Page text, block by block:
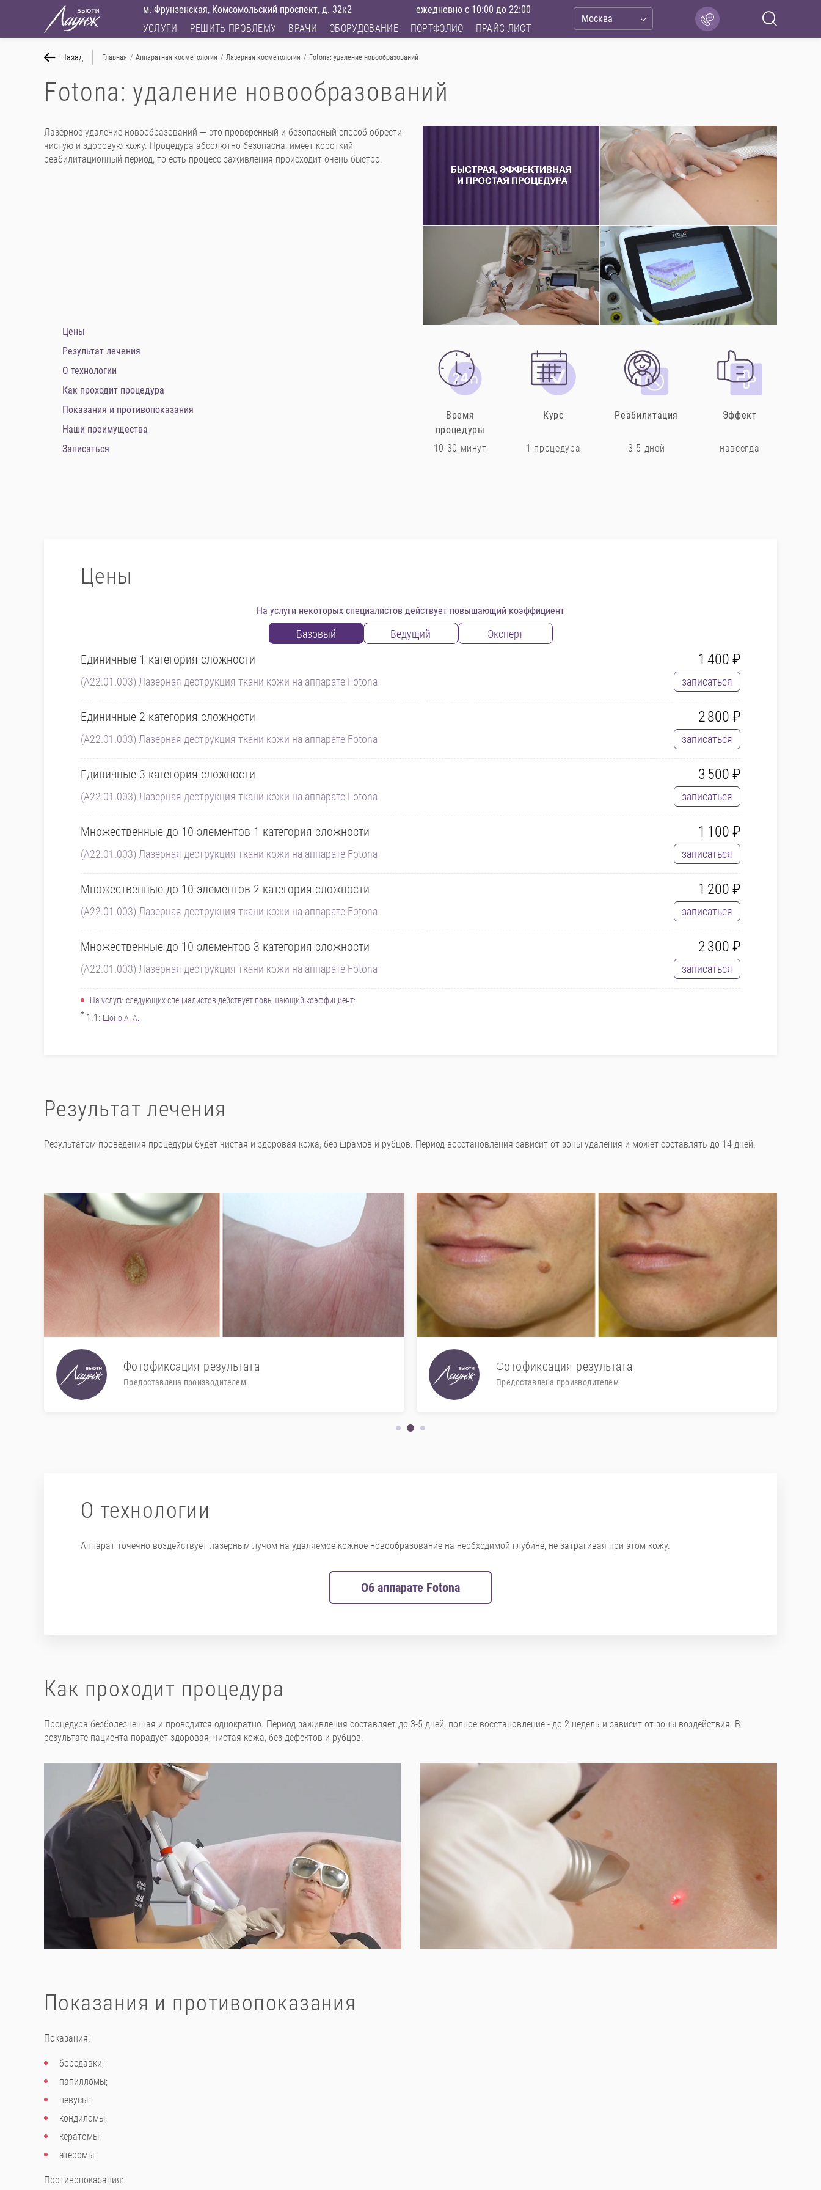
м. Фрунзенская, Комсомольский проспект, д. 32к2
ежедневно с 10:00 до 22:00
УСЛУГИ
РЕШИТЬ ПРОБЛЕМУ ВРАЧИ ОБОРУДОВАНИЕ ПОРТФОЛИО ПРАЙС-ЛИСТ
Москва
Назад Главная / Аппаратная косметология / Лазерная косметология / Fotona: удаление новообразований
Fotona: удаление новообразований
Лазерное удаление новообразований — это проверенный и безопасный способ обрести
чистую и здоровую кожу. Процедура абсолютно безопасна, имеет короткий
реабилитационный период, то есть процесс заживления происходит очень быстро.
Цены
Результат лечения
О технологии
Как проходит процедура
Показания и противопоказания
Наши преимущества
Записаться
Время
процедуры
10-30 минут
Курс
1 процедура
Реабилитация
3-5 дней
Эффект
навсегда
Цены
На услуги некоторых специалистов действует повышающий коэффициент
Базовый Ведущий Эксперт
Единичные 1 категория сложности
(A22.01.003) Лазерная деструкция ткани кожи на аппарате Fotona
1 400 ₽
записаться
Единичные 2 категория сложности
(A22.01.003) Лазерная деструкция ткани кожи на аппарате Fotona
2 800 ₽
записаться
Единичные 3 категория сложности
(A22.01.003) Лазерная деструкция ткани кожи на аппарате Fotona
3 500 ₽
записаться
Множественные до 10 элементов 1 категория сложности
(A22.01.003) Лазерная деструкция ткани кожи на аппарате Fotona
1 100 ₽
записаться
Множественные до 10 элементов 2 категория сложности
(A22.01.003) Лазерная деструкция ткани кожи на аппарате Fotona
1 200 ₽
записаться
Множественные до 10 элементов 3 категория сложности
(A22.01.003) Лазерная деструкция ткани кожи на аппарате Fotona
2 300 ₽
записаться
На услуги следующих специалистов действует повышающий коэффициент:
* 1.1: Шоно А. А.
Результат лечения
Результатом проведения процедуры будет чистая и здоровая кожа, без шрамов и рубцов. Период восстановления зависит от зоны удаления и может составлять до 14 дней.
Фотофиксация результата
Предоставлена производителем
Фотофиксация результата
Предоставлена производителем
О технологии
Аппарат точечно воздействует лазерным лучом на удаляемое кожное новообразование на необходимой глубине, не затрагивая при этом кожу.
Об аппарате Fotona
Как проходит процедура
Процедура безболезненная и проводится однократно. Период заживления составляет до 3-5 дней, полное восстановление - до 2 недель и зависит от зоны воздействия. В
результате пациента порадует здоровая, чистая кожа, без дефектов и рубцов.
Показания и противопоказания
Показания:
бородавки;
папилломы;
невусы;
кондиломы;
кератомы;
атеромы.
Противопоказания: